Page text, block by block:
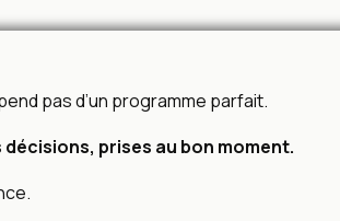
pas d’un programme parfait.
décisions, prises au bon moment.